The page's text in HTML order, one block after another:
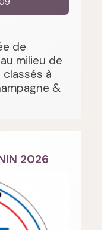
de
milieu de
à
&
2026